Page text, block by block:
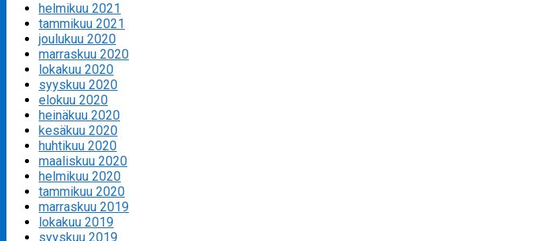
helmikuu 2021
tammikuu 2021
joulukuu 2020
marraskuu 2020
lokakuu 2020
syyskuu 2020
elokuu 2020
heinäkuu 2020
kesäkuu 2020
huhtikuu 2020
maaliskuu 2020
helmikuu 2020
tammikuu 2020
marraskuu 2019
lokakuu 2019
syyskuu 2019